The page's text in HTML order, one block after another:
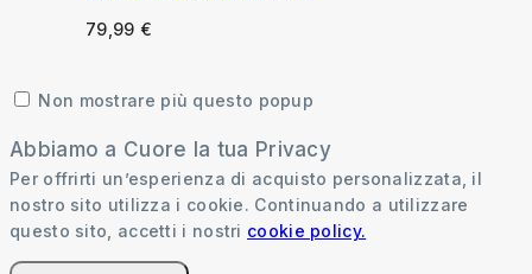
79,99 €
Non mostrare più questo popup
Abbiamo a Cuore la tua Privacy
Per offrirti un’esperienza di acquisto personalizzata, il
nostro sito utilizza i cookie. Continuando a utilizzare
questo sito, accetti i nostri cookie policy.